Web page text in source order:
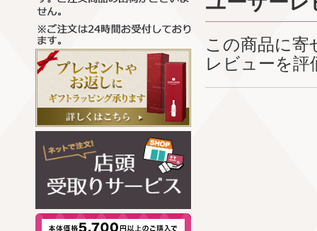
この商品に
レビューを評